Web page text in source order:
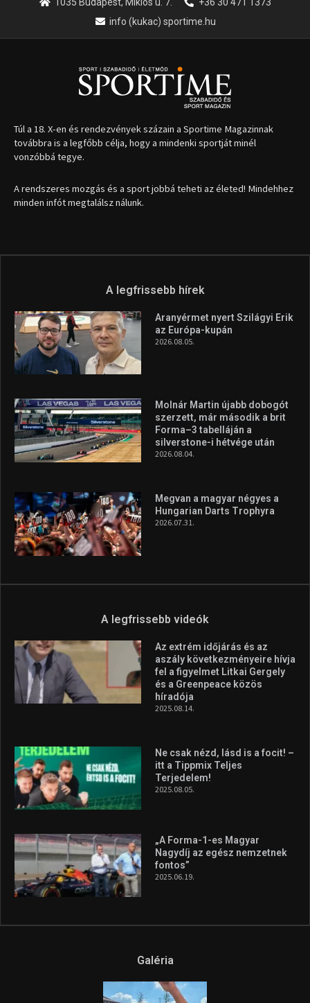
info (kukac) sportime.hu
Túl a 18. X-en és rendezvények százain a Sportime Magazinnak
továbbra is a legfőbb célja, hogy a mindenki sportját minél
vonzóbbá tegye.
A rendszeres mozgás és a sport jobbá teheti az életed! Mindehhez
minden infót megtalálsz nálunk.
A legfrissebb hírek
Aranyérmet nyert Szilágyi Erik
az Európa-kupán
2026.08.05.
Molnár Martin újabb dobogót
szerzett, már második a brit
Forma–3 tabelláján a
silverstone-i hétvége után
2026.08.04.
Megvan a magyar négyes a
Hungarian Darts Trophyra
2026.07.31.
A legfrissebb videók
Az extrém időjárás és az
aszály következményeire hívja
fel a figyelmet Litkai Gergely
és a Greenpeace közös
híradója
2025.08.14.
Ne csak nézd, lásd is a focit! –
itt a Tippmix Teljes
Terjedelem!
2025.08.05.
„A Forma-1-es Magyar
Nagydíj az egész nemzetnek
fontos”
2025.06.19.
Galéria